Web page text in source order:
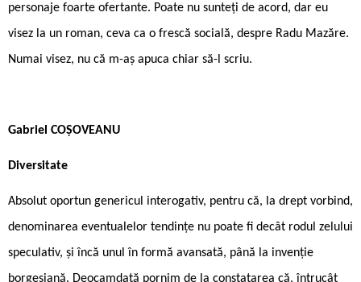
personaje foarte ofertante. Poate nu sunteți de acord, dar eu
visez la un roman, ceva ca o frescă socială, despre Radu Mazăre.
Numai visez, nu că m-aș apuca chiar să-l scriu.
Gabriel COȘOVEANU
Diversitate
Absolut oportun genericul interogativ, pentru că, la drept vorbind,
denominarea eventualelor tendințe nu poate fi decât rodul zelului
speculativ, și încă unul în formă avansată, până la invenție
borgesiană. Deocamdată pornim de la constatarea că, întrucât